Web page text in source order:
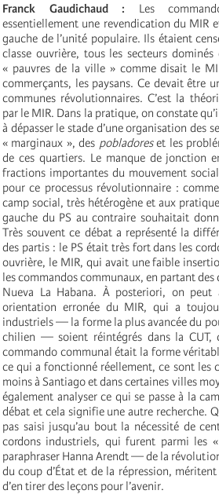
Franck Gaudichaud : Les
essentiellement une revendication du MIR
gauche de l’unité populaire. Ils étaient
classe ouvrière, tous les secteurs dominés
« pauvres de la ville » comme disait le
commerçants, les paysans. Ce devait être
communes révolutionnaires. C’est la
par le MIR. Dans la pratique, on constate
à dépasser le stade d’une organisation des
« marginaux », des pobladoreset les
de ces quartiers. Le manque de jonction
fractions importantes du mouvement
pour ce processus révolutionnaire :
camp social, très hétérogène et aux
gauche du PS au contraire souhaitait
Très souvent ce débat a représenté la
des partis : le PS était très fort dans les
ouvrière, le MIR, qui avait une faible
les commandos communaux, en partant des
Nueva La Habana. À posteriori, on peut
orientation erronée du MIR, qui a
industriels — la forme la plus avancée du
chilien — soient réintégrés dans la CUT,
commando communal était la forme
ce qui a fonctionné réellement, ce sont les
moins à Santiago et dans certaines villes
également analyser ce qui se passe à la
débat et cela signifie une autre recherche.
pas saisi jusqu’au bout la nécessité de
cordons industriels, qui furent parmi les
paraphraser Hanna Arendt — de la
du coup d’État et de la répression,
d’en tirer des leçons pour l’avenir.